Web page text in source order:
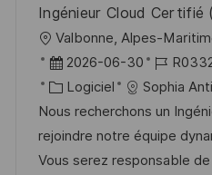
Ingénieur Cloud Certifié
o
c
a
l
i
Valbonne, Alpes-
D
a
t
e
d
2026-06-30
R
é
f
é
r
C
a
t
é
Logiciel
Sophia
Nous recherchons un
rejoindre notre équipe
Vous serez responsable